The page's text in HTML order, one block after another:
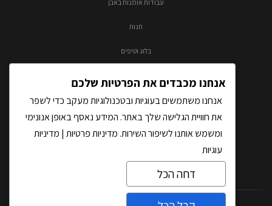
עבודות אומנות באבן
חנות
בלוג וטיפים
אנחנו מכבדים את הפרטיות שלכם
אנחנו משתמשים בעוגיות ובטכנולוגיות מעקב כדי לשפר
את חוויית הגלישה שלך באתר. המידע נאסף באופן אנונימי
ומשמש אותנו לשיפור השירות. מדיניות פרטיות | מדיניות
עוגיות
דחה הכל